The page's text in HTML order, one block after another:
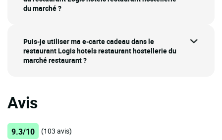
du marché ?
Puis-je utiliser ma e-carte cadeau dans le
restaurant Logis hotels restaurant hostellerie du
marché restaurant ?
Avis
9.3/10 (103 avis)